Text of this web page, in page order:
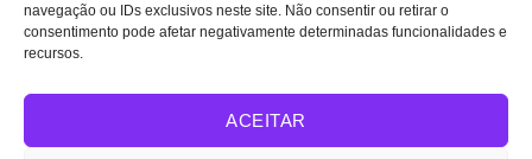
navegação ou IDs exclusivos neste site. Não consentir ou retirar o
consentimento pode afetar negativamente determinadas funcionalidades e
recursos.
ACEITAR
Visa MasterCard